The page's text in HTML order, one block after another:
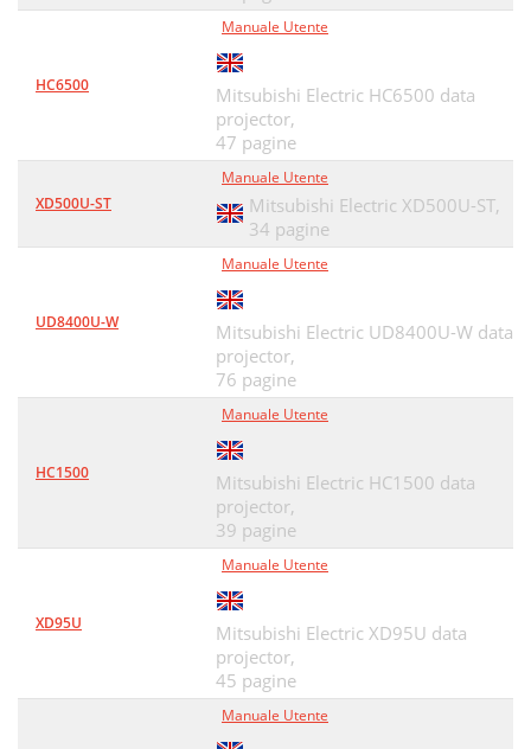
HC6500
Manuale Utente
Mitsubishi Electric HC6500 data
projector,
47 pagine
XD500U-ST
Manuale Utente
Mitsubishi Electric XD500U-ST,
34 pagine
UD8400U-W
Manuale Utente
Mitsubishi Electric UD8400U-W data
projector,
76 pagine
HC1500
Manuale Utente
Mitsubishi Electric HC1500 data
projector,
39 pagine
XD95U
Manuale Utente
Mitsubishi Electric XD95U data
projector,
45 pagine
Manuale Utente